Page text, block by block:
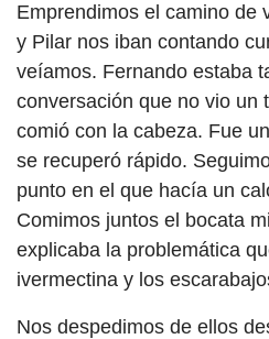
Emprendimos el camino de
y Pilar nos iban contando
veíamos. Fernando estaba
conversación que no vio un
comió con la cabeza. Fue
se recuperó rápido.
punto en el que hacía un
Comimos juntos el bocata
explicaba la problemática
ivermectina y los
Nos despedimos de ellos